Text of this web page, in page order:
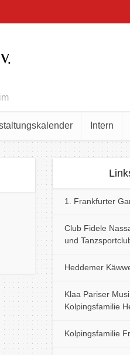
Intern
1. Frankfurter
Club Fidele
und
Heddemer
Klaa Pariser
Kolpingsfamilie
Kolpingsfamilie